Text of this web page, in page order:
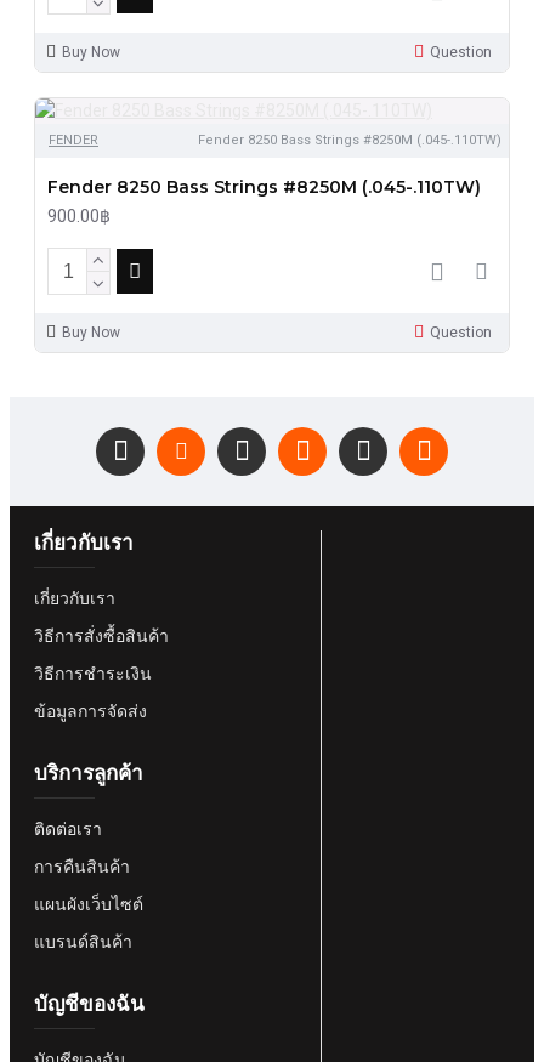
Buy Now Question
FENDER Fender 8250 Bass Strings #8250M (.045-.110TW)
Fender 8250 Bass Strings #8250M (.045-.110TW)
900.00฿
Buy Now Question
เกี่ยวกับเรา
เกี่ยวกับเรา
วิธีการสั่งซื้อสินค้า
วิธีการชำระเงิน
ข้อมูลการจัดส่ง
บริการลูกค้า
ติดต่อเรา
การคืนสินค้า
แผนผังเว็บไซต์
แบรนด์สินค้า
บัญชีของฉัน